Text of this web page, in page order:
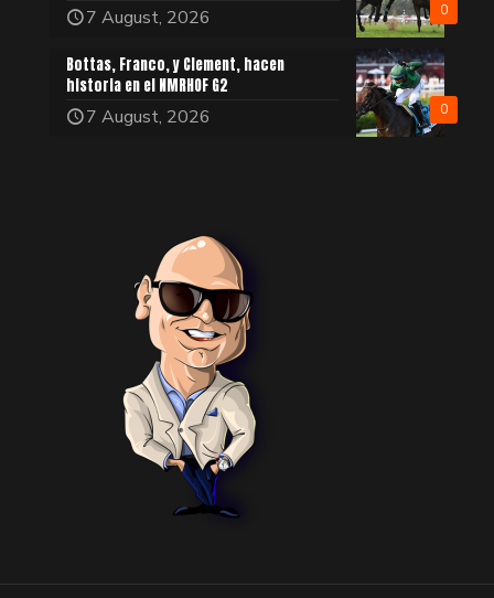
0
7 August, 2026
0
Bottas, Franco, y Clement, hacen
historia en el NMRHOF G2
7 August, 2026